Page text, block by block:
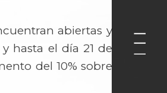
abiertas y
hasta el día 21 de
del 10% sobre